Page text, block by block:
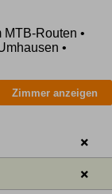
MTB-Routen •
•
Zimmer anzeigen